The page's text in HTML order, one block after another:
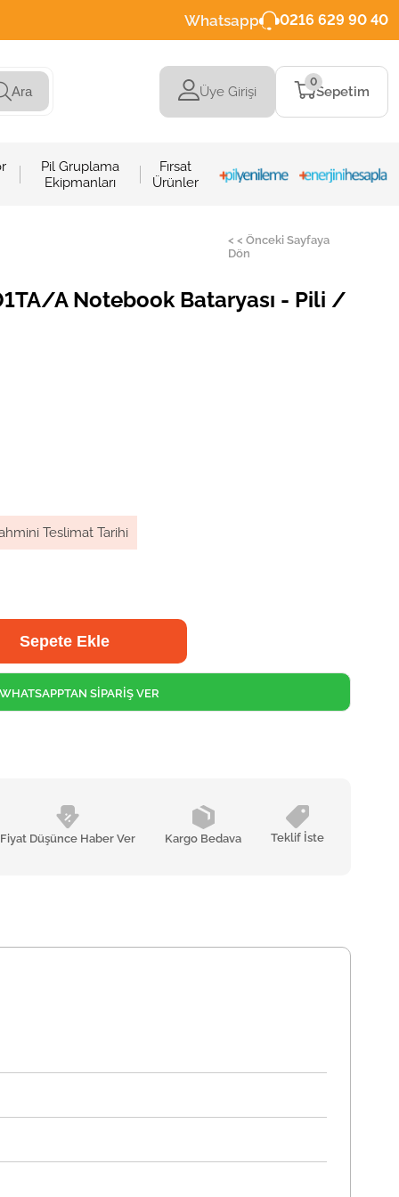
Whatsapp 0216 629 90 40
Ara Üye Girişi Sepetim
0
Pil Gruplama
Ekipmanları
Fırsat
Ürünler
< < Önceki Sayfaya
Dön
A Notebook Bataryası - Pili /
Teslimat Tarihi
Fiyat Düşünce Haber Ver Kargo Bedava Teklif İste
WHATSAPPTAN SİPARİŞ VER